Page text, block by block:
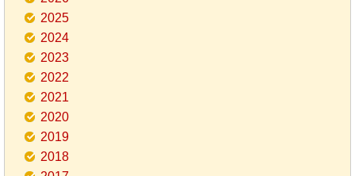
2025
2024
2023
2022
2021
2020
2019
2018